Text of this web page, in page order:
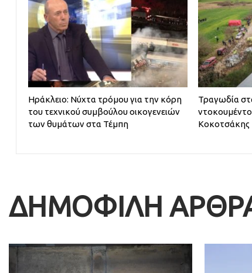
Ηράκλειο: Νύχτα τρόμου για την κόρη
του τεχνικού συμβούλου οικογενειών
των θυμάτων στα Τέμπη
Τραγωδία
ντοκουμέντο
Κοκοτσάκης
ΔΗΜΟΦΙΛΗ